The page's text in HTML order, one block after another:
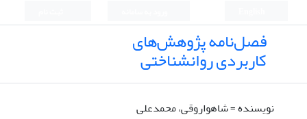
فصل‌نامه پژوهش‌های
کاربردی روانشناختی
نویسنده =شاهواروقی، محمدعلی